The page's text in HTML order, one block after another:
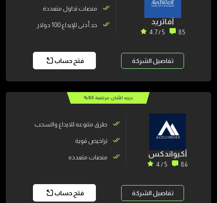
آفاتريد
85
5 / 4.7
منصات تداول متعددة
حد أدنى للإيداع 100 دولار
فتح حساب تفاصيل الشركة
درجه الأمان: مرتفعة 80
%
أكيواندكس
86
5 / 4
طرق متنوعه للايداع والسحب
تراخيص قوية
منصات متعدده
فتح حساب تفاصيل الشركة